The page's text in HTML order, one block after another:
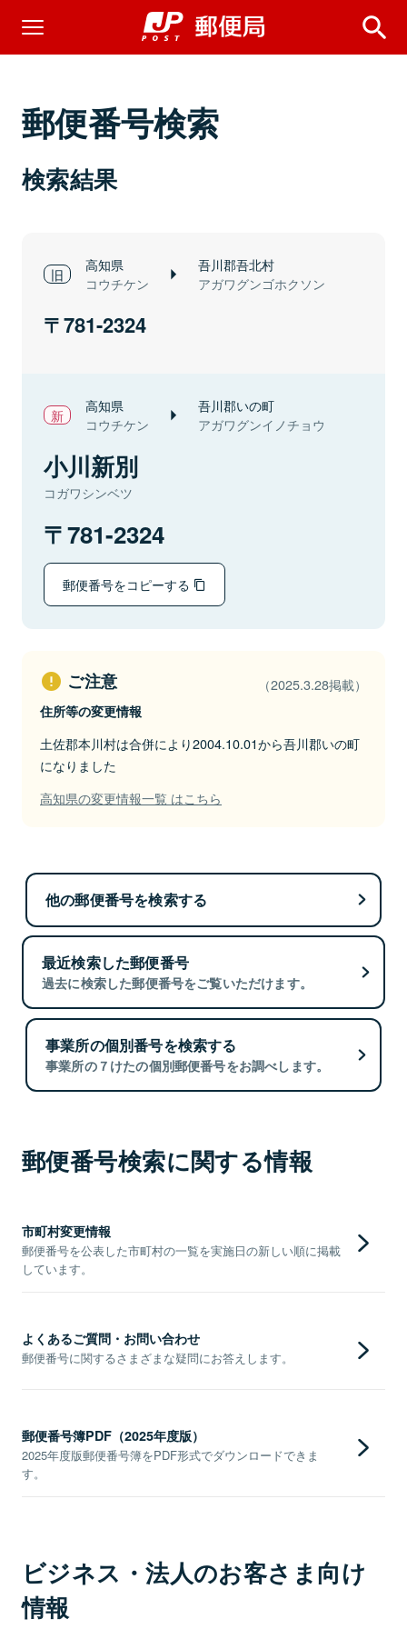
郵便番号検索
検索結果
高知県
コウチケン
吾川郡吾北村
アガワグンゴホクソン
781-2324
高知県
コウチケン
吾川郡いの町
アガワグンイノチョウ
小川新別
コガワシンベツ
781-2324
郵便番号をコピーする
ご注意 （2025.3.28掲載）
住所等の変更情報
土佐郡本川村は合併により2004.10.01から吾川郡いの町
になりました
高知県の変更情報一覧 はこちら
他の郵便番号を検索する
最近検索した郵便番号
過去に検索した郵便番号をご覧いただけます。
事業所の個別番号を検索する
事業所の７けたの個別郵便番号をお調べします。
郵便番号検索に関する情報
市町村変更情報
郵便番号を公表した市町村の一覧を実施日の新しい順に掲載
しています。
よくあるご質問・お問い合わせ
郵便番号に関するさまざまな疑問にお答えします。
郵便番号簿PDF（2025年度版）
2025年度版郵便番号簿をPDF形式でダウンロードできま
す。
ビジネス・法人のお客さま向け
情報